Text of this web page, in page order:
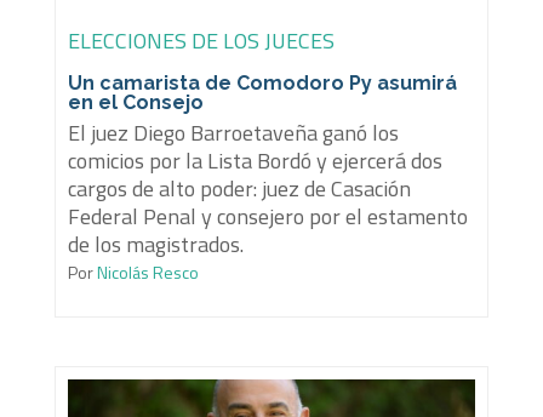
ELECCIONES DE LOS JUECES
Un camarista de Comodoro Py asumirá
en el Consejo
El juez Diego Barroetaveña ganó los
comicios por la Lista Bordó y ejercerá dos
cargos de alto poder: juez de Casación
Federal Penal y consejero por el estamento
de los magistrados.
PorNicolás Resco